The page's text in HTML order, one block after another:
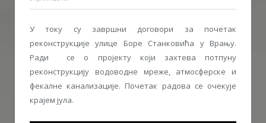
У току су завршни договори за почетак
реконструкције улице Борe Станковићa у Врању.
Ради се о пројекту који захтева потпуну
реконструкцију водоводне мреже, атмосферске и
фекалне канализације. Почетак радова се очекује
крајем јула.